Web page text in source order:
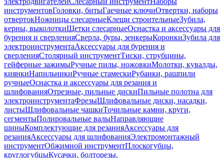
инструментовГоловки, битыГаечные ключиОтвертки, наборы
отвертокНожницы слесарныеКлещи строительныеЗубила,
керны, выколоткиЩетки слесарныеОснастка и аксессуары для
бурения и сверленияСверла, буры, зенкерыКоронкиЗубила для
электроинструментаАксессуары для бурения и
сверленияСтолярный инструментТиски, струбцины,
гейферные зажимыРучные пилы, ножовкиМолотки, кувалды,
киянкиНапильникиРучные стамескиРубанки, рашпили
ручныеОснастка и аксессуары для резания и
шлифованияОтрезные, пильные дискиПильные полотна для
электроинструментаФрезыШлифовальные диски, насадки,
листыШлифовальные чашкиТочильные камни, круги,
сегментыПолировальные валыНаправляющие
шиныКомплектующие для резанияАксессуары для
резанияАксессуары для шлифованияЭлектромонтажный
инструментОбжимной инструментПлоскогубцы,
круглогубцыКусачки, болторезы,